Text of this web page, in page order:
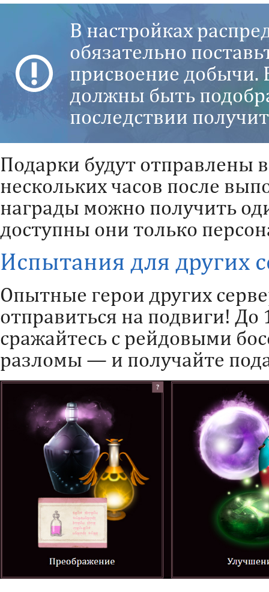
В настройках
обязательно
присвоение добычи.
должны быть
последствии
Подарки будут отправлены
нескольких часов после
награды можно получить
доступны они только
Испытания для других
Опытные герои других
отправиться на подвиги! До
сражайтесь с рейдовыми
разломы — и получайте